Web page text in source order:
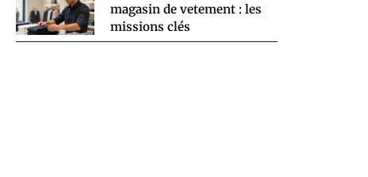
magasin de vetement : les
missions clés